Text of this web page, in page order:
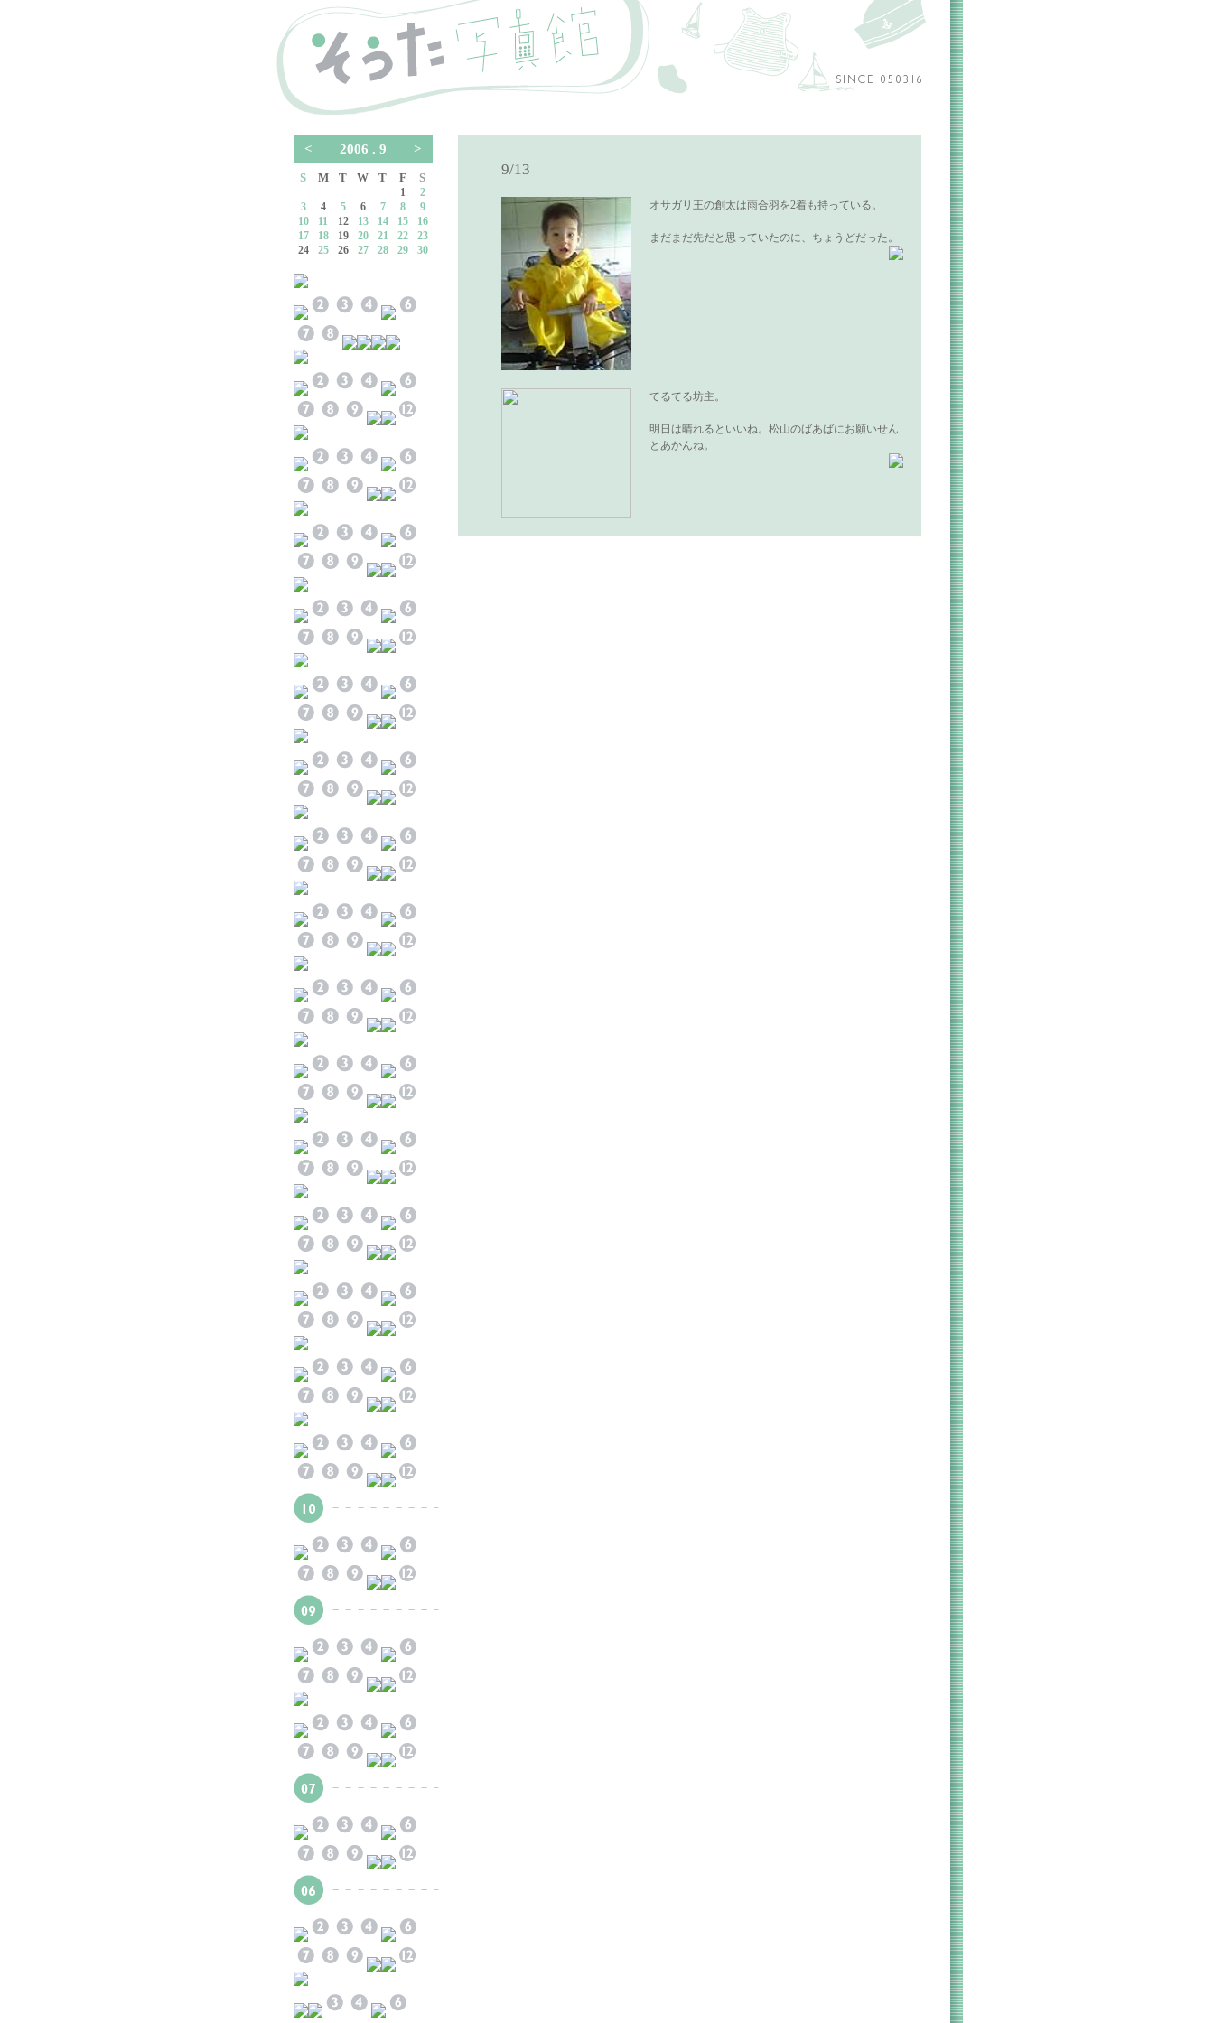
< 2006 . 9 >
S M T W T F S
1
2
3
4 5 6 7 8
9
10
11 12 13 14 15
16
17
18 19 20 21 22
23
24
25 26 27 28 29 30
9/13
オサガリ王の創太は雨合羽を2着も持っている。
まだまだ先だと思っていたのに、ちょうどだった。
てるてる坊主。
明日は晴れるといいね。松山のばあばにお願いせん
とあかんね。